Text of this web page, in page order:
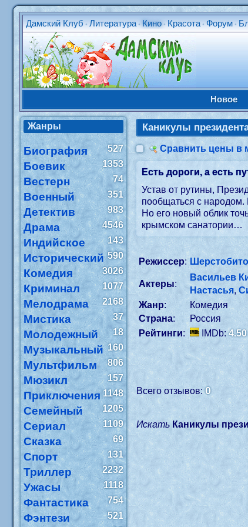
Дамский Клуб •Литература •Кино • Красота •Форум •
Новое
Жанры
Биография 527
Боевик 1353
Вестерн 74
Военный 351
Детектив 983
Драма 4546
Индийское 143
Исторический 590
Комедия 3026
Криминал 1077
Мелодрама 2168
Мистика 37
Молодежный 18
Музыкальный 160
Мультфильм 806
Мюзикл 157
Приключения 1148
Семейный 1205
Сериал 1109
Сказка 69
Спорт 131
Триллер 2232
Ужасы 1118
Фантастика 754
Фэнтези
521
Каникулы
Сравнить цены в
Есть дороги, а есть
Устав от рутины,
пообщаться с народом.
Но его новый облик
крымском санатории…
Режиссер:
Актеры:
Васильев
Настасья,
Жанр:
Комедия
Страна:
Россия
Рейтинги: IMDb:4.50
Всего отзывов:0
Искать Каникулы